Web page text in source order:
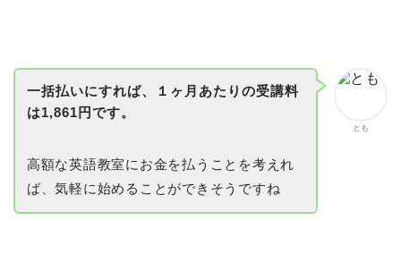
とも
一括払いにすれば、１ヶ月あたりの受講料
は1,861円です。
高額な英語教室にお金を払うことを考えれ
ば、気軽に始めることができそうですね